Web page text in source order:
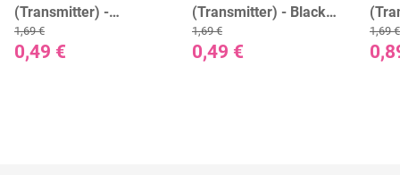
(Transmitter) -
Artwork
0,49 €
1,69 €
(Transmitter) - Black
Circles
0,49 €
1,69 € 1,69 €